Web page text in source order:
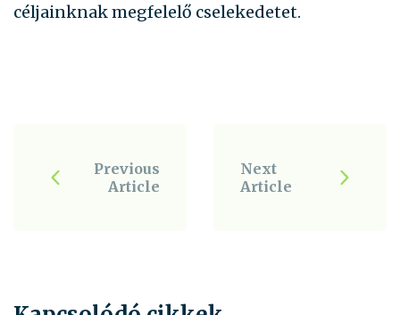
céljainknak megfelelő cselekedetet.
Previous
Article
Next
Article